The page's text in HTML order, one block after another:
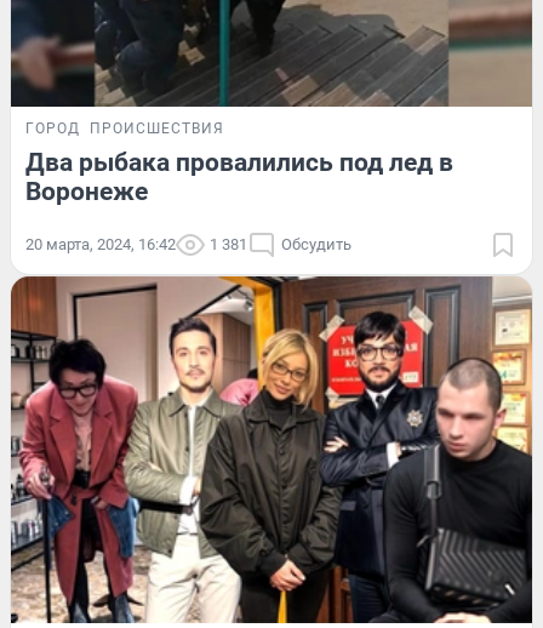
ГОРОД ПРОИСШЕСТВИЯ
Два рыбака провалились под лед в
Воронеже
20 марта, 2024, 16:42 1 381 Обсудить